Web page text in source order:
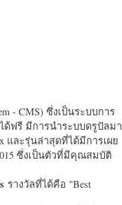
- CMS) ซึ่งเป็นระบบการ
ด้ฟรี มีการนำระบบดรูปัลมา
และรุ่นล่าสุดที่ได้มีการเผย
ซึ่งเป็นตัวที่มีคุณสมบัติ
รางวัลที่ได้คือ "Best